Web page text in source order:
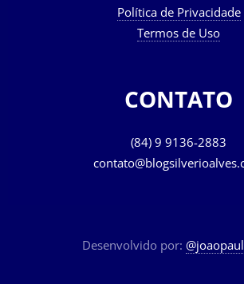
Política de Privacidade
Termos de Uso
CONTATO
(84) 9 9136-2883
Desenvolvido por: